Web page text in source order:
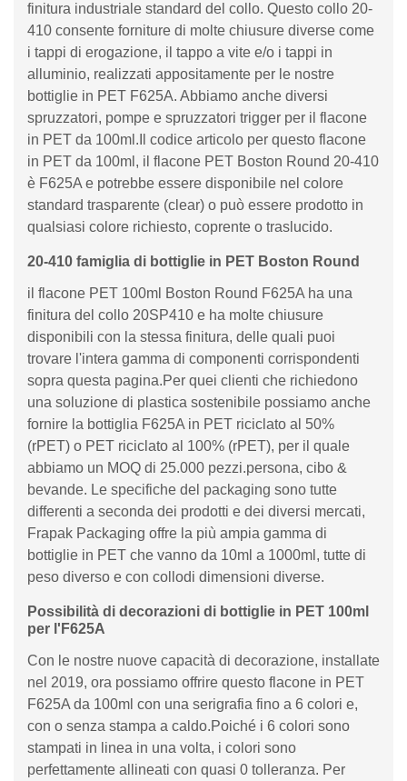
finitura industriale standard del collo. Questo collo 20-
410 consente forniture di molte chiusure diverse come
i tappi di erogazione, il tappo a vite e/o i tappi in
alluminio, realizzati appositamente per le nostre
bottiglie in PET F625A. Abbiamo anche diversi
spruzzatori, pompe e spruzzatori trigger per il flacone
in PET da 100ml.Il codice articolo per questo flacone
in PET da 100ml, il flacone PET Boston Round 20-410
è F625A e potrebbe essere disponibile nel colore
standard trasparente (clear) o può essere prodotto in
qualsiasi colore richiesto, coprente o traslucido.
20-410 famiglia di bottiglie in PET Boston Round
il flacone PET 100ml Boston Round F625A ha una
finitura del collo 20SP410 e ha molte chiusure
disponibili con la stessa finitura, delle quali puoi
trovare l'intera gamma di componenti corrispondenti
sopra questa pagina.Per quei clienti che richiedono
una soluzione di plastica sostenibile possiamo anche
fornire la bottiglia F625A in PET riciclato al 50%
(rPET) o PET riciclato al 100% (rPET), per il quale
abbiamo un MOQ di 25.000 pezzi.persona, cibo &
bevande. Le specifiche del packaging sono tutte
differenti a seconda dei prodotti e dei diversi mercati,
Frapak Packaging offre la più ampia gamma di
bottiglie in PET che vanno da 10ml a 1000ml, tutte di
peso diverso e con collodi dimensioni diverse.
Possibilità di decorazioni di bottiglie in PET 100ml
per l'F625A
Con le nostre nuove capacità di decorazione, installate
nel 2019, ora possiamo offrire questo flacone in PET
F625A da 100ml con una serigrafia fino a 6 colori e,
con o senza stampa a caldo.Poiché i 6 colori sono
stampati in linea in una volta, i colori sono
perfettamente allineati con quasi 0 tolleranza. Per